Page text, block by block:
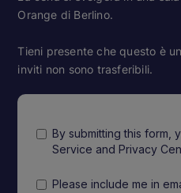
Orange di Berlino.
Tieni presente che questo è
inviti non sono trasferibili.
By submitting this form,
Service and Privacy
Please include me in